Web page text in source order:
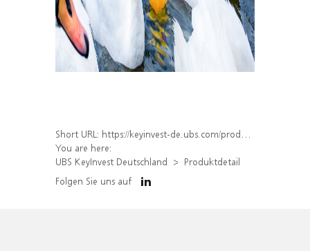
Short URL: https://keyinvest-de.ubs.com/produkt/detail/index/isin/DE000WA4HXR4
You are here:
UBS KeyInvest Deutschland
Produktdetail
Folgen Sie uns auf